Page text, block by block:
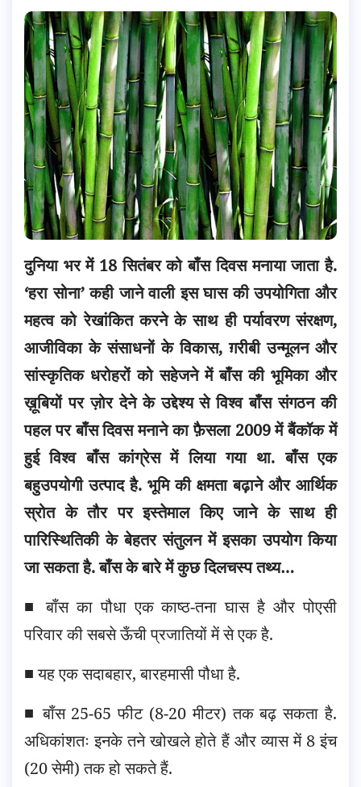
दुनिया भर में 18 सितंबर को बाँस दिवस मनाया जाता है.
‘हरा सोना’ कही जाने वाली इस घास की उपयोगिता और
महत्व को रेखांकित करने के साथ ही पर्यावरण संरक्षण,
आजीविका के संसाधनों के विकास, ग़रीबी उन्मूलन और
सांस्कृतिक धरोहरों को सहेजने में बाँस की भूमिकाऔर
ख़ूबियों पर ज़ोर देने के उद्देश्य से विश्व बाँस संगठन की
पहल पर बाँस दिवस मनाने का फ़ैसला 2009 में बैंकॉक में
हुई विश्व बाँस कांग्रेस में लिया गया था. बाँस एक
बहुउपयोगी उत्पाद है. भूमि की क्षमता बढ़ाने और आर्थिक
स्रोत के तौर पर इस्तेमाल किए जाने के साथ ही
पारिस्थितिकी के बेहतर संतुलन में इसका उपयोग किया
जा सकता है. बाँस के बारे में कुछ दिलचस्प तथ्य…
■ बाँस का पौधा एक काष्ठ-तना घास है और पोएसी
परिवार की सबसे ऊँची प्रजातियों में से एक है.
■ यह एक सदाबहार, बारहमासी पौधा है.
■ बाँस 25-65 फीट (8-20 मीटर) तक बढ़ सकता है.
अधिकांशतः इनके तने खोखले होते हैं और व्यास में 8 इंच
(20 सेमी) तक हो सकते हैं.